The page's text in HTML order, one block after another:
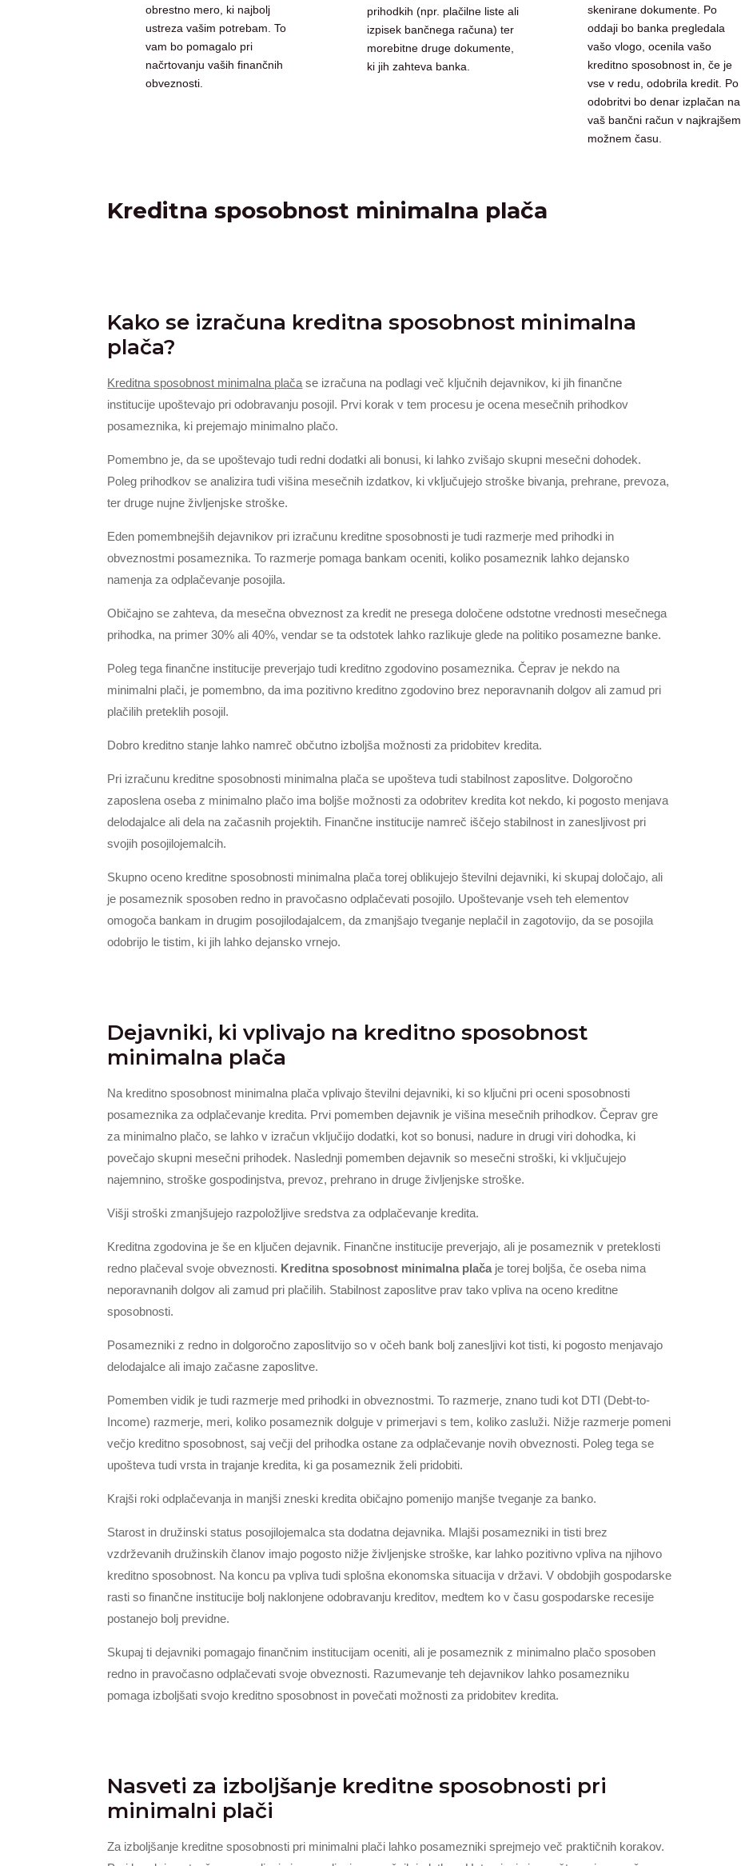
obrestno mero, ki najbolj
ustreza vašim potrebam. To
vam bo pomagalo pri
načrtovanju vaših finančnih
obveznosti.
prihodkih (npr. plačilne liste ali
izpisek bančnega računa) ter
morebitne druge dokumente,
ki jih zahteva banka.
skenirane dokumente. Po
oddaji bo banka pregledala
vašo vlogo, ocenila vašo
kreditno sposobnost in, če je
vse v redu, odobrila kredit. Po
odobritvi bo denar izplačan na
vaš bančni račun v najkrajšem
možnem času.
Kreditna sposobnost minimalna plača
Kako se izračuna kreditna sposobnost minimalna
plača?
Kreditna sposobnost minimalna plača se izračuna na podlagi več ključnih dejavnikov, ki jih finančne
institucije upoštevajo pri odobravanju posojil. Prvi korak v tem procesu je ocena mesečnih prihodkov
posameznika, ki prejemajo minimalno plačo.
Pomembno je, da se upoštevajo tudi redni dodatki ali bonusi, ki lahko zvišajo skupni mesečni dohodek.
Poleg prihodkov se analizira tudi višina mesečnih izdatkov, ki vključujejo stroške bivanja, prehrane, prevoza,
ter druge nujne življenjske stroške.
Eden pomembnejših dejavnikov pri izračunu kreditne sposobnosti je tudi razmerje med prihodki in
obveznostmi posameznika. To razmerje pomaga bankam oceniti, koliko posameznik lahko dejansko
namenja za odplačevanje posojila.
Običajno se zahteva, da mesečna obveznost za kredit ne presega določene odstotne vrednosti mesečnega
prihodka, na primer 30% ali 40%, vendar se ta odstotek lahko razlikuje glede na politiko posamezne banke.
Poleg tega finančne institucije preverjajo tudi kreditno zgodovino posameznika. Čeprav je nekdo na
minimalni plači, je pomembno, da ima pozitivno kreditno zgodovino brez neporavnanih dolgov ali zamud pri
plačilih preteklih posojil.
Dobro kreditno stanje lahko namreč občutno izboljša možnosti za pridobitev kredita.
Pri izračunu kreditne sposobnosti minimalna plača se upošteva tudi stabilnost zaposlitve. Dolgoročno
zaposlena oseba z minimalno plačo ima boljše možnosti za odobritev kredita kot nekdo, ki pogosto menjava
delodajalce ali dela na začasnih projektih. Finančne institucije namreč iščejo stabilnost in zanesljivost pri
svojih posojilojemalcih.
Skupno oceno kreditne sposobnosti minimalna plača torej oblikujejo številni dejavniki, ki skupaj določajo, ali
je posameznik sposoben redno in pravočasno odplačevati posojilo. Upoštevanje vseh teh elementov
omogoča bankam in drugim posojilodajalcem, da zmanjšajo tveganje neplačil in zagotovijo, da se posojila
odobrijo le tistim, ki jih lahko dejansko vrnejo.
Dejavniki, ki vplivajo na kreditno sposobnost
minimalna plača
Na kreditno sposobnost minimalna plača vplivajo številni dejavniki, ki so ključni pri oceni sposobnosti
posameznika za odplačevanje kredita. Prvi pomemben dejavnik je višina mesečnih prihodkov. Čeprav gre
za minimalno plačo, se lahko v izračun vključijo dodatki, kot so bonusi, nadure in drugi viri dohodka, ki
povečajo skupni mesečni prihodek. Naslednji pomemben dejavnik so mesečni stroški, ki vključujejo
najemnino, stroške gospodinjstva, prevoz, prehrano in druge življenjske stroške.
Višji stroški zmanjšujejo razpoložljive sredstva za odplačevanje kredita.
Kreditna zgodovina je še en ključen dejavnik. Finančne institucije preverjajo, ali je posameznik v preteklosti
redno plačeval svoje obveznosti. Kreditna sposobnost minimalna plača je torej boljša, če oseba nima
neporavnanih dolgov ali zamud pri plačilih. Stabilnost zaposlitve prav tako vpliva na oceno kreditne
sposobnosti.
Posamezniki z redno in dolgoročno zaposlitvijo so v očeh bank bolj zanesljivi kot tisti, ki pogosto menjavajo
delodajalce ali imajo začasne zaposlitve.
Pomemben vidik je tudi razmerje med prihodki in obveznostmi. To razmerje, znano tudi kot DTI (Debt-to-
Income) razmerje, meri, koliko posameznik dolguje v primerjavi s tem, koliko zasluži. Nižje razmerje pomeni
večjo kreditno sposobnost, saj večji del prihodka ostane za odplačevanje novih obveznosti. Poleg tega se
upošteva tudi vrsta in trajanje kredita, ki ga posameznik želi pridobiti.
Krajši roki odplačevanja in manjši zneski kredita običajno pomenijo manjše tveganje za banko.
Starost in družinski status posojilojemalca sta dodatna dejavnika. Mlajši posamezniki in tisti brez
vzdrževanih družinskih članov imajo pogosto nižje življenjske stroške, kar lahko pozitivno vpliva na njihovo
kreditno sposobnost. Na koncu pa vpliva tudi splošna ekonomska situacija v državi. V obdobjih gospodarske
rasti so finančne institucije bolj naklonjene odobravanju kreditov, medtem ko v času gospodarske recesije
postanejo bolj previdne.
Skupaj ti dejavniki pomagajo finančnim institucijam oceniti, ali je posameznik z minimalno plačo sposoben
redno in pravočasno odplačevati svoje obveznosti. Razumevanje teh dejavnikov lahko posamezniku
pomaga izboljšati svojo kreditno sposobnost in povečati možnosti za pridobitev kredita.
Nasveti za izboljšanje kreditne sposobnosti pri
minimalni plači
Za izboljšanje kreditne sposobnosti pri minimalni plači lahko posamezniki sprejmejo več praktičnih korakov.